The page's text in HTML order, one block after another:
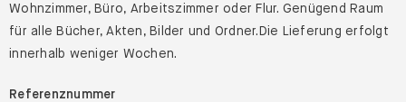
Wohnzimmer, Büro, Arbeitszimmer oder Flur. Genügend Raum
für alle Bücher, Akten, Bilder und Ordner.Die Lieferung erfolgt
innerhalb weniger Wochen.
Referenznummer